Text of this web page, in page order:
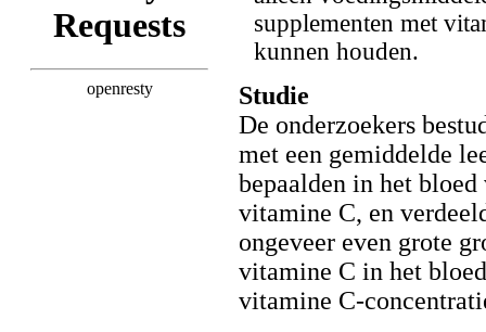
Studie
De onderzoekers
met een gemiddelde
bepaalden in het
vitamine C, en
ongeveer even grote
vitamine C in het
vitamine C-